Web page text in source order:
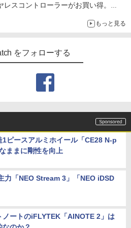
スコントローラーがお買い得。
もっと見る
をフォローする
1ピースアルミホイール「CE28 N-p
ままに剛性を向上
力「NEO Stream 3」「NEO iDSD
ノートのiFLYTEK「AINOTE 2」は